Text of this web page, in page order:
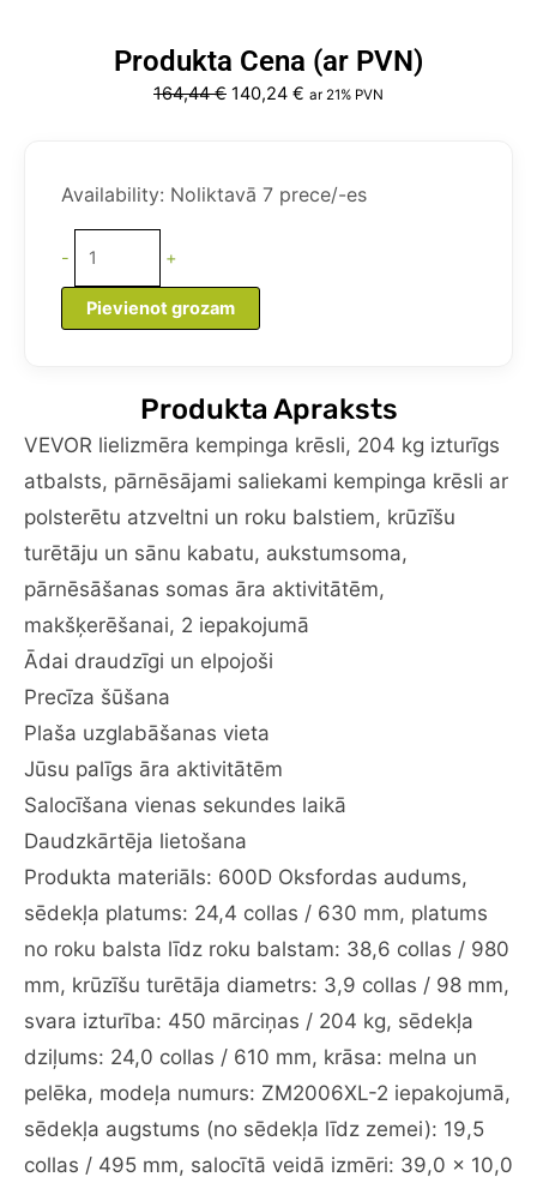
Produkta Cena (ar PVN)
164,44€ Original
140,24 € Current
ar 21% PVN
Availability: Noliktavā 7 prece/-es
-
lielizmēra
kempinga
204
kg
izturīgs
saliekami
kempinga
krēsli
polsterētu
atzveltni
un
roku
balstiem,
krūzīšu
turētāju
un
sānu
kabatu,
dzesēšanas
soma,
pārnēsāšanas
somas
āra
aktivitātēm,
makšķerēšanai,
2
iepakojumā
+
Pievienot grozam
Produkta Apraksts
VEVOR lielizmēra kempinga krēsli, 204 kg izturīgs
atbalsts, pārnēsājami saliekami kempinga krēsli ar
polsterētu atzveltni un roku balstiem, krūzīšu
turētāju un sānu kabatu, aukstumsoma,
pārnēsāšanas somas āra aktivitātēm,
makšķerēšanai, 2 iepakojumā
Ādai draudzīgi un elpojoši
Precīza šūšana
Plaša uzglabāšanas vieta
Jūsu palīgs āra aktivitātēm
Salocīšana vienas sekundes laikā
Daudzkārtēja lietošana
Produkta materiāls: 600D Oksfordas audums,
sēdekļa platums: 24,4 collas / 630 mm, platums
no roku balsta līdz roku balstam: 38,6 collas / 980
mm, krūzīšu turētāja diametrs: 3,9 collas / 98 mm,
svara izturība: 450 mārciņas / 204 kg, sēdekļa
dziļums: 24,0 collas / 610 mm, krāsa: melna un
pelēka, modeļa numurs: ZM2006XL-2 iepakojumā,
sēdekļa augstums (no sēdekļa līdz zemei): 19,5
collas / 495 mm, salocītā veidā izmēri: 39,0 x 10,0